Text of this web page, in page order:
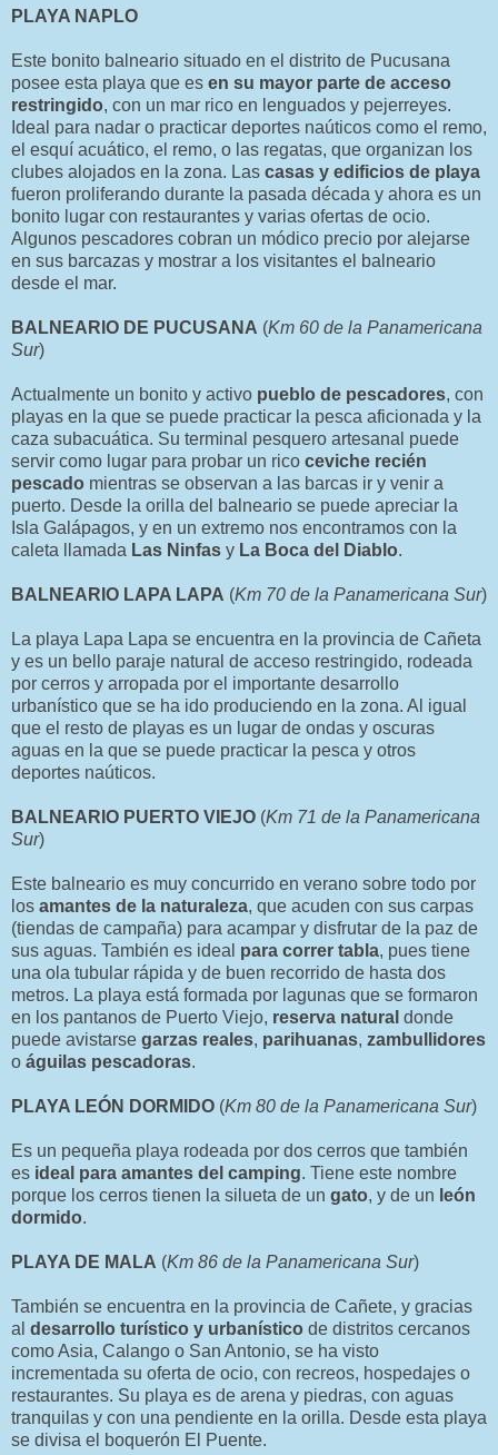
PLAYA NAPLO
Este bonito balneario situado en el distrito de Pucusana
posee esta playa que es en su mayor parte de acceso
restringido, con un mar rico en lenguados y pejerreyes.
Ideal para nadar o practicar deportes naúticos como el remo,
el esquí acuático, el remo, o las regatas, que organizan los
clubes alojados en la zona. Las casas y edificios de playa
fueron proliferando durante la pasada década y ahora es un
bonito lugar con restaurantes y varias ofertas de ocio.
Algunos pescadores cobran un módico precio por alejarse
en sus barcazas y mostrar a los visitantes el balneario
desde el mar.
BALNEARIO DE PUCUSANA (Km 60 de la Panamericana
Sur)
Actualmente un bonito y activo pueblo de pescadores, con
playas en la que se puede practicar la pesca aficionada y la
caza subacuática. Su terminal pesquero artesanal puede
servir como lugar para probar un rico ceviche recién
pescado mientras se observan a las barcas ir y venir a
puerto. Desde la orilla del balneario se puede apreciar la
Isla Galápagos, y en un extremo nos encontramos con la
caleta llamada Las Ninfas y La Boca del Diablo.
BALNEARIO LAPA LAPA (Km 70 de la Panamericana Sur)
La playa Lapa Lapa se encuentra en la provincia de Cañeta
y es un bello paraje natural de acceso restringido, rodeada
por cerros y arropada por el importante desarrollo
urbanístico que se ha ido produciendo en la zona. Al igual
que el resto de playas es un lugar de ondas y oscuras
aguas en la que se puede practicar la pesca y otros
deportes naúticos.
BALNEARIO PUERTO VIEJO (Km 71 de la Panamericana
Sur)
Este balneario es muy concurrido en verano sobre todo por
los amantes de la naturaleza, que acuden con sus carpas
(tiendas de campaña) para acampar y disfrutar de la paz de
sus aguas. También es ideal para correr tabla, pues tiene
una ola tubular rápida y de buen recorrido de hasta dos
metros. La playa está formada por lagunas que se formaron
en los pantanos de Puerto Viejo, reserva natural donde
puede avistarse garzas reales, parihuanas, zambullidores
o águilas pescadoras.
PLAYA LEÓN DORMIDO (Km 80 de la Panamericana Sur)
Es un pequeña playa rodeada por dos cerros que también
es ideal para amantes del camping. Tiene este nombre
porque los cerros tienen la silueta de un gato, y de un león
dormido.
PLAYA DE MALA (Km 86 de la Panamericana Sur)
También se encuentra en la provincia de Cañete, y gracias
al desarrollo turístico y urbanístico de distritos cercanos
como Asia, Calango o San Antonio, se ha visto
incrementada su oferta de ocio, con recreos, hospedajes o
restaurantes. Su playa es de arena y piedras, con aguas
tranquilas y con una pendiente en la orilla. Desde esta playa
se divisa el boquerón El Puente.